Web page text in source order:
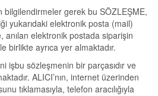
bilgilendirmeler gerek bu SÖZLEŞME,
yukarıdaki elektronik posta (mail)
elektronik postada siparişin
birlikte ayrıca yer almaktadır.
işbu sözleşmenin bir parçasıdır ve
ALICI’nın, internet üzerinden
tıklamasıyla, telefon aracılığıyla